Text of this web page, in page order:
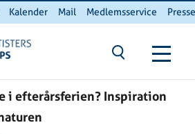
Kalender Mail Medlemsservice
i efterårsferien? Inspiration